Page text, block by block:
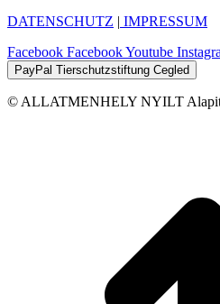
DATENSCHUTZ | IMPRESSUM
Facebook FacebookYoutube
PayPal Tierschutzstiftung Cegled
© ALLATMENHELY NYILT